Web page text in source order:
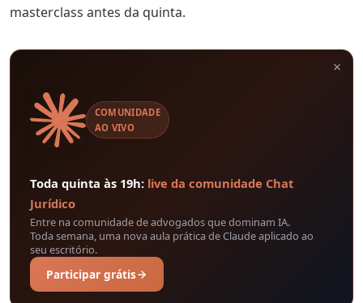
masterclass antes da quinta.
×
COMUNIDADE
AO VIVO
Toda quinta às 19h: live da comunidade Chat
Jurídico
Entre na comunidade de advogados que dominam IA.
Toda semana, uma nova aula prática de Claude aplicado ao
seu escritório.
Participar grátis